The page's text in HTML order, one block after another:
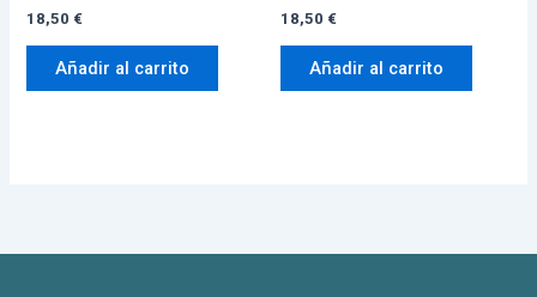
18,50 €
Añadir al carrito
18,50 €
Añadir al carrito